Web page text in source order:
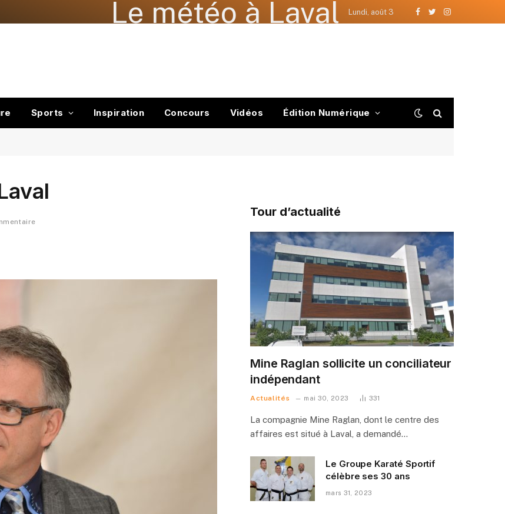
Le météo à Laval Lundi, août 3
Facebook
TwitterInstagram
Sports Inspiration Concours Vidéos Édition Numérique
Tour d’actualité
Mine Raglan sollicite un conciliateur
indépendant
Actualités mai 30, 2023 331
La compagnie Mine Raglan, dont le centre des
affaires est situé à Laval, a demandé…
Le Groupe Karaté Sportif
célèbre ses 30 ans
mars 31, 2023